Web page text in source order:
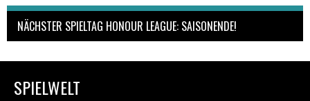
NÄCHSTER SPIELTAG HONOUR LEAGUE: SAISONENDE!
SPIELWELT